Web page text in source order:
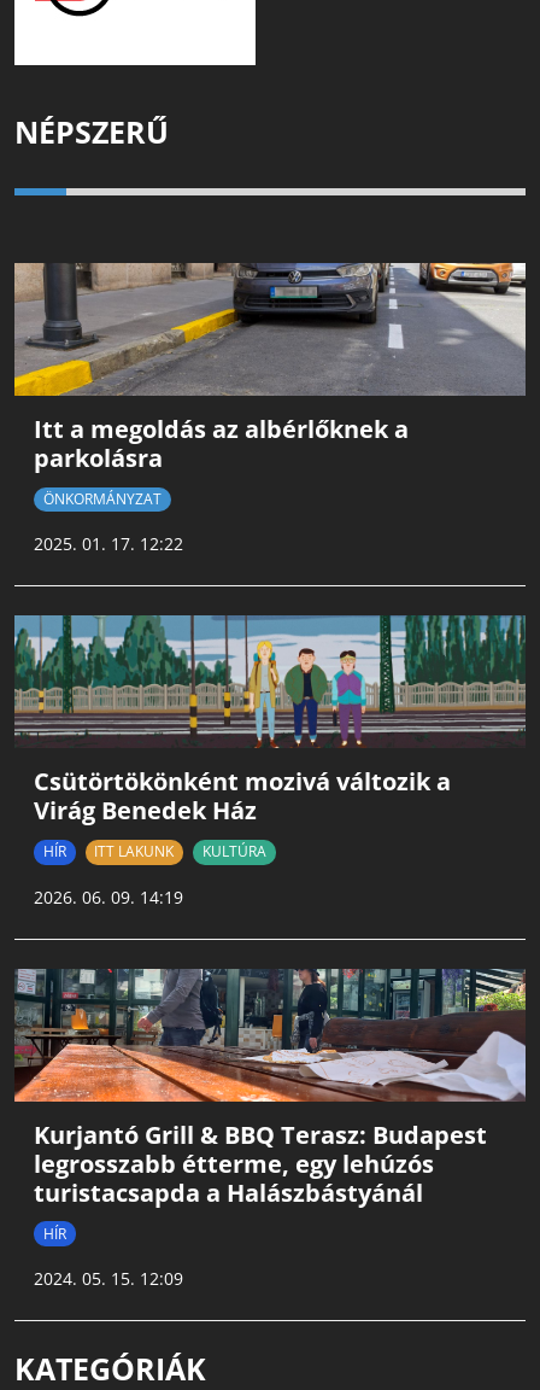
NÉPSZERŰ
Itt a megoldás az albérlőknek a
parkolásra
ÖNKORMÁNYZAT
2025. 01. 17. 12:22
Csütörtökönként mozivá változik a
Virág Benedek Ház
HÍR ITT LAKUNK KULTÚRA
2026. 06. 09. 14:19
Kurjantó Grill & BBQ Terasz: Budapest
legrosszabb étterme, egy lehúzós
turistacsapda a Halászbástyánál
HÍR
2024. 05. 15. 12:09
KATEGÓRIÁK